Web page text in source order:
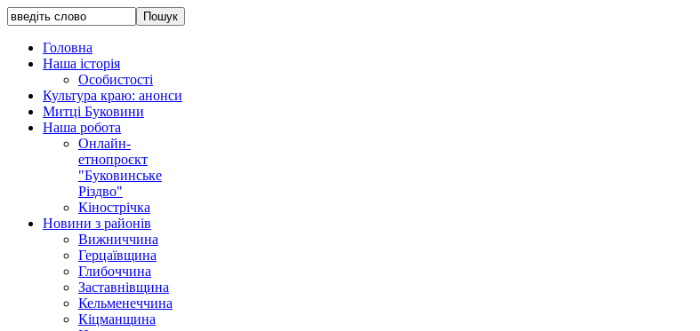
Головна
Наша історія
Особистості
Культура краю: анонси
Митці Буковини
Наша робота
Онлайн-
етнопроєкт
"Буковинське
Різдво"
Кінострічка
Новини з районів
Вижниччина
Герцаївщина
Глибоччина
Заставнівщина
Кельменеччина
Кіцманщина